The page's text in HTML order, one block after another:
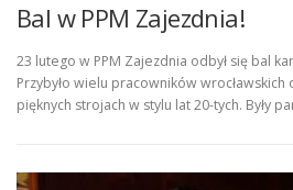
Bal w PPM Zajezdnia!
23 lutego w PPM Zajezdnia odbył się bal
Przybyło wielu pracowników
pięknych strojach w stylu lat 20-tych. Były